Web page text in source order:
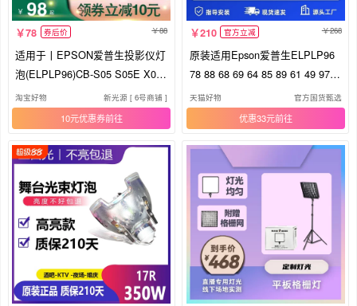
78 券后价 88
适用于丨EPSON爱普生投影仪灯
泡(ELPLP96)CB-S05 S05E X05
X05E 535 525W 2040 X06E E10
E01E X18 亮将精选
淘宝好物 新光源 [ 6号商铺 ]
10元优惠券
210 官方立减 268
原装适用Epson爱普生ELPLP96
78 88 68 69 64 85 89 61 49 97 7
7 87 95 93 76 74 75 80 60投影仪
灯泡原封包
天猫好物 官方国货甄选
优惠33元